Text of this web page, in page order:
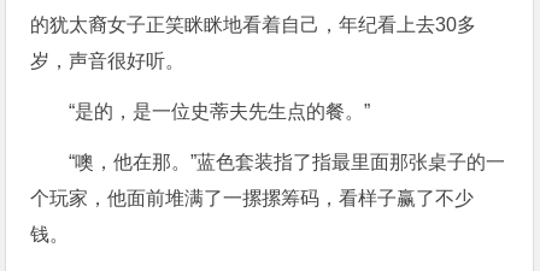
的犹太裔女子正笑眯眯地看着自己，年纪看上去30多
岁，声音很好听。
“是的，是一位史蒂夫先生点的餐。”
“噢，他在那。”蓝色套装指了指最里面那张桌子的一
个玩家，他面前堆满了一摞摞筹码，看样子赢了不少
钱。